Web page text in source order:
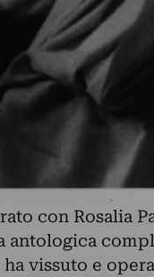
con Rosalia
antologica
vissuto e